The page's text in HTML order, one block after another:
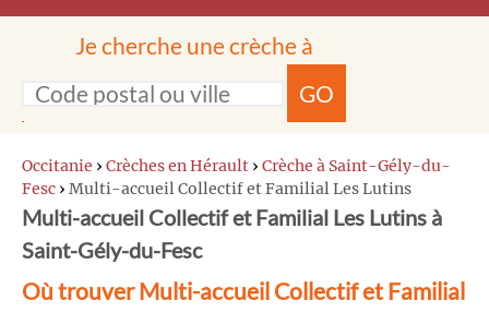
Je cherche une crèche à
GO
Occitanie › Crèches en Hérault › Crèche à Saint-Gély-du-
Fesc › Multi-accueil Collectif et Familial Les Lutins
Multi-accueil Collectif et Familial Les Lutins à
Saint-Gély-du-Fesc
Où trouver Multi-accueil Collectif et Familial